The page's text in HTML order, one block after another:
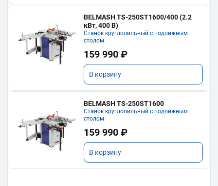
BELMASH TS-250ST1600/400 (2.2
кВт, 400 В)
Станок круглопильный с подвижным
столом
159 990 ₽
В корзину
BELMASH TS-250ST1600
Станок круглопильный с подвижным
столом
159 990 ₽
В корзину